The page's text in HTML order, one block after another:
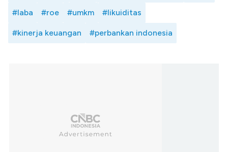
#laba #roe #umkm #likuiditas
#kinerja keuangan #perbankan indonesia